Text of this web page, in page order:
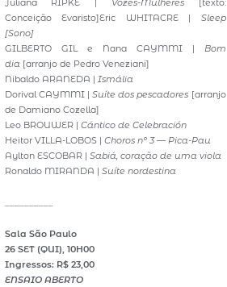
Juliana RIPKE | Vozes-Mulheres
[texto:
Conceição Evaristo]Eric WHITACRE | Sleep
[Sono]
GILBERTO GIL e Nana CAYMMI | Bom
dia [arranjo de Pedro Veneziani]
Nibaldo ARANEDA | Ismália
Dorival CAYMMI |Suíte dos pescadores [arranjo
de Damiano Cozella]
Leo BROUWER | Cántico de Celebración
Heitor VILLA-LOBOS | Choros nº 3 — Pica-Pau
Aylton ESCOBAR | Sabiá, coração de uma viola
Ronaldo MIRANDA | Suíte nordestina
Sala São Paulo
26 SET (QUI), 10H00
Ingressos: R$ 23,00
ENSAIO ABERTO